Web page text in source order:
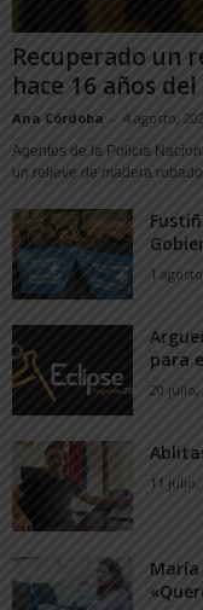
Recuperado un
hace 16 años
Ana Córdoba - 4 agosto,
Agentes de la Policía
un relieve de madera
1
para
20 julio,
11 julio,
María